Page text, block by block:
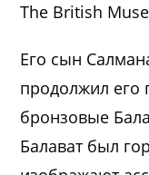
The British
Его сын
продолжил его
бронзовые
Балават был